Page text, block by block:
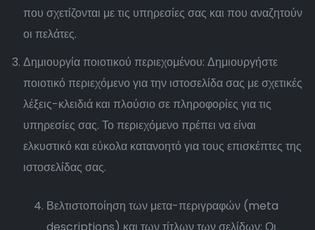
που σχετίζονται με τις υπηρεσίες σας και που αναζητούν
οι πελάτες.
Δημιουργία ποιοτικού περιεχομένου: Δημιουργήστε
ποιοτικό περιεχόμενο για την ιστοσελίδα σας με σχετικές
λέξεις-κλειδιά και πλούσιο σε πληροφορίες για τις
υπηρεσίες σας. Το περιεχόμενο πρέπει να είναι
ελκυστικό και εύκολα κατανοητό για τους επισκέπτες της
ιστοσελίδας σας.
Βελτιστοποίηση των μετα-περιγραφών (meta